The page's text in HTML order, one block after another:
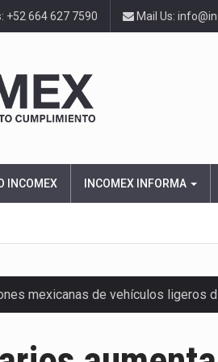
+52 664 627 7590 Mail Us:
INCOMEX INCOMEX INFORMA
mexicanas de vehículos ligeros